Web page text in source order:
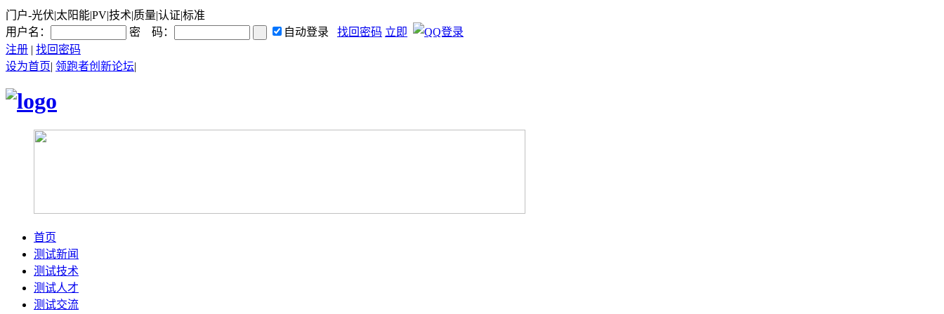
门户-光伏|太阳能|PV|技术|质量|认证|标准
用户名：
密 码： 自动登录 找回密码 立即
注册 | 找回密码
设为首页| 领跑者创新论坛|
首页
测试新闻
测试技术
测试人才
测试交流